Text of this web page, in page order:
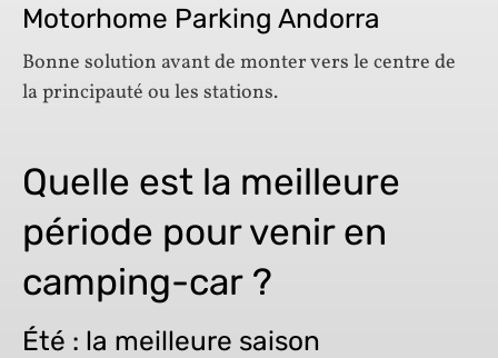
Motorhome Parking Andorra
Bonne solution avant de monter vers le centre de
la principauté ou les stations.
Quelle est la meilleure
période pour venir en
camping-car ?
Été : la meilleure saison